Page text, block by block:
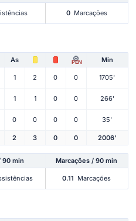
0 Marcações
As PEN Min
1 2 0 0 1705'
1 1 0 0 266'
0 0 0 0 35'
2 3 0 0 2006'
90 min Marcações / 90 min
0.11 Marcações